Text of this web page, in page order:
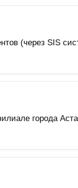
(через SIS
города